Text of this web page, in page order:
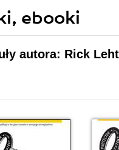
ebooki
autora: Rick